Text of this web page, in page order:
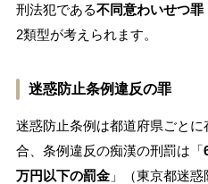
刑法犯である不同意わいせつ罪
2類型が考えられます。
迷惑防止条例違反の罪
迷惑防止条例は都道府県ごと
合、条例違反の痴漢の刑罰は「
万円以下の罰金」（東京都迷惑